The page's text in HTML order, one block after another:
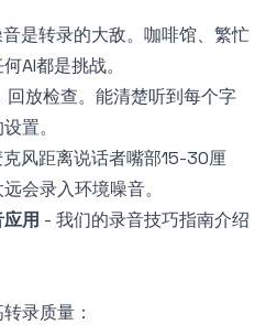
是转录的大敌。咖啡馆、繁忙
AI都是挑战。
放检查。能清楚听到每个字
置。
风距离说话者嘴部15-30厘
会录入环境噪音。
用 - 我们的录音技巧指南介绍
录质量：